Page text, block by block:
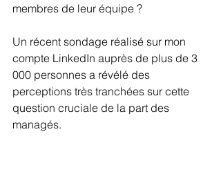
membres de leur équipe ?
Un récent sondage réalisé sur mon
compte LinkedIn auprès de plus de 3
000 personnes a révélé des
perceptions très tranchées sur cette
question cruciale de la part des
managés.